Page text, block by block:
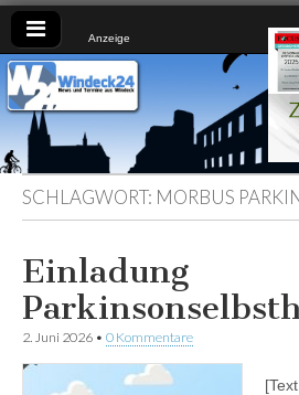
Anzeige
Nachrichten
aus dem
Ländchen
für das
Ländchen
SCHLAGWORT: MORBUS
Einladung
2. Juni 2026 • 0 Kommentare